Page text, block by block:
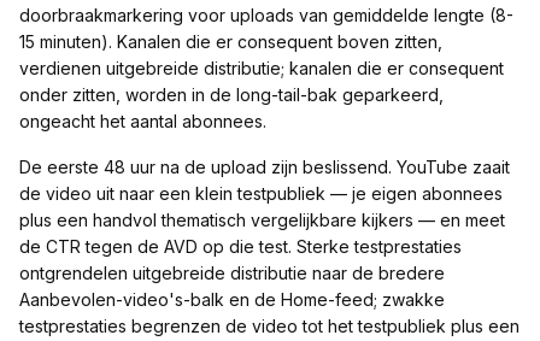
doorbraakmarkering voor uploads van gemiddelde lengte (8-
15 minuten). Kanalen die er consequent boven zitten,
verdienen uitgebreide distributie; kanalen die er consequent
onder zitten, worden in de long-tail-bak geparkeerd,
ongeacht het aantal abonnees.
De eerste 48 uur na de upload zijn beslissend. YouTube zaait
de video uit naar een klein testpubliek — je eigen abonnees
plus een handvol thematisch vergelijkbare kijkers — en meet
de CTR tegen de AVD op die test. Sterke testprestaties
ontgrendelen uitgebreide distributie naar de bredere
Aanbevolen-video's-balk en de Home-feed; zwakke
testprestaties begrenzen de video tot het testpubliek plus een